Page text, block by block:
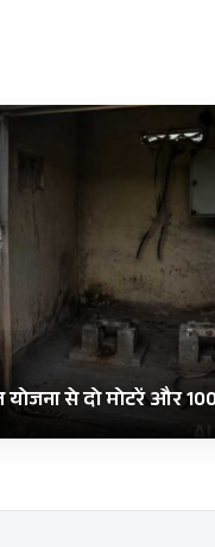
से दो मोटरें और 100